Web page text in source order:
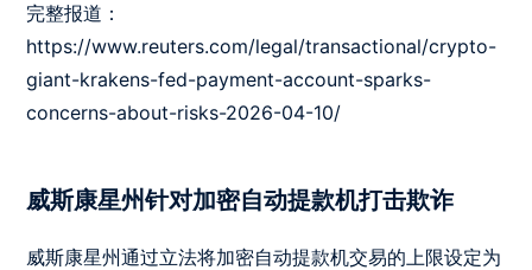
完整报道：
https://www.reuters.com/legal/transactional/crypto-
giant-krakens-fed-payment-account-sparks-
concerns-about-risks-2026-04-10/
威斯康星州针对加密自动提款机打击欺诈
威斯康星州通过立法将加密自动提款机交易的上限设定为